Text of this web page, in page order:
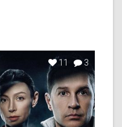
11 3